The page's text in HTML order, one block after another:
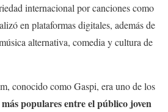
internacional por canciones como
en plataformas digitales, además de
alternativa, comedia y cultura de
conocido como Gaspi, era uno de los
populares entre el público joven